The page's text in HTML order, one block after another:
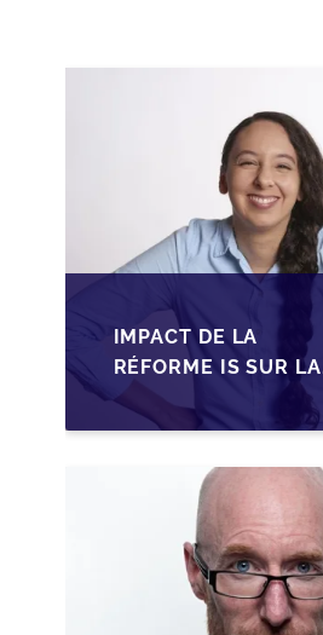
IMPACT DE LA
RÉFORME IS SUR LA
TRANSMISSION DES
PME FAMILIALES AU